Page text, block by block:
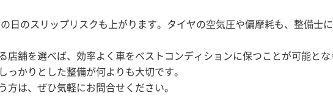
日のスリップリスクも上がります。タイヤの空気圧や偏摩耗も、整備士
舗を選べば、効率よく車をベストコンディションに保つことが可能とな
かりとした整備が何よりも大切です。
は、ぜひ気軽にお問合せください。